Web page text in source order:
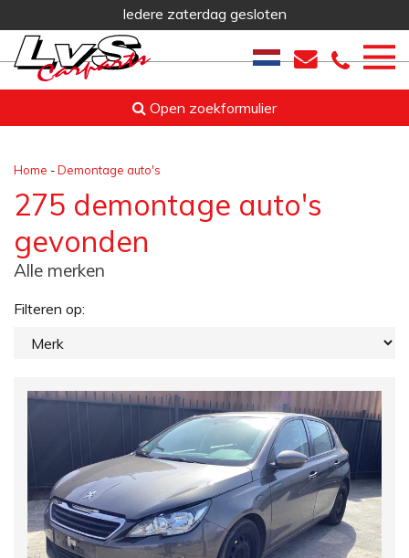
Iedere zaterdag gesloten
Open zoekformulier
Home -Demontage auto's
275 demontage auto's
gevonden
Alle merken
Filteren op: